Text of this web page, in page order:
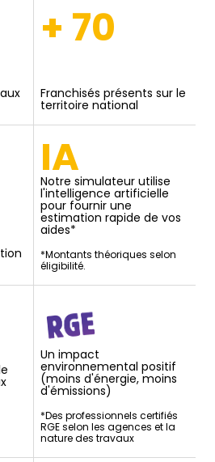
+ 70
Franchisés présents sur le
territoire national
IA
Notre simulateur utilise
l'intelligence artificielle
pour fournir une
estimation rapide de vos
aides*
*Montants théoriques selon
éligibilité.
Un impact
environnemental positif
(moins d'énergie, moins
d'émissions)
*Des professionnels certifiés
RGE selon les agences et la
nature des travaux